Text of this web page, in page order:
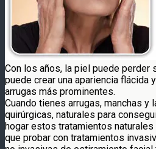
Con los años, la piel puede perder
puede crear una apariencia flácida
arrugas más prominentes.
Cuando tienes arrugas, manchas y
quirúrgicas, naturales para
hogar estos tratamientos
que probar con tratamientos